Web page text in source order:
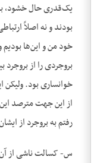
یک‌قدری حال خشود،
بودند و نه اصلاً
خود من و این‌ها
بروجردی را از
خوانساری بود.
از این جهت مترصد
رفتم به بروجرد از
س- کسالت ناشی از